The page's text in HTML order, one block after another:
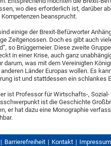
wo dies erforderlich ist, darüber
beansprucht.
einige der Brexit-Befürworter
Zeitgenossen. Doch es gibt auch
so Brüggemeier. Diese zweite
in einer Krise, auch ganz
darum, was mit dem Vereinigten
anderen Länder Europas wollen. Es
ist und stattdessen ein schlankes
ist Professor für Wirtschafts-,
ist die Geschichte
er hat dazu eine Monographie
Barrierefreiheit Kontakt Impressum